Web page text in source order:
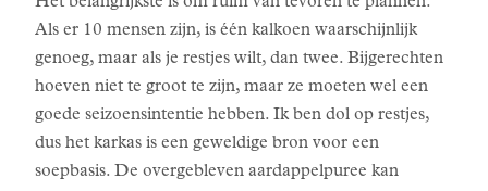
Als er 10 mensen zijn, is één kalkoen waarschijnlijk
genoeg, maar als je restjes wilt, dan twee. Bijgerechten
hoeven niet te groot te zijn, maar ze moeten wel een
goede seizoensintentie hebben. Ik ben dol op restjes,
dus het karkas is een geweldige bron voor een
soepbasis. De overgebleven aardappelpuree kan